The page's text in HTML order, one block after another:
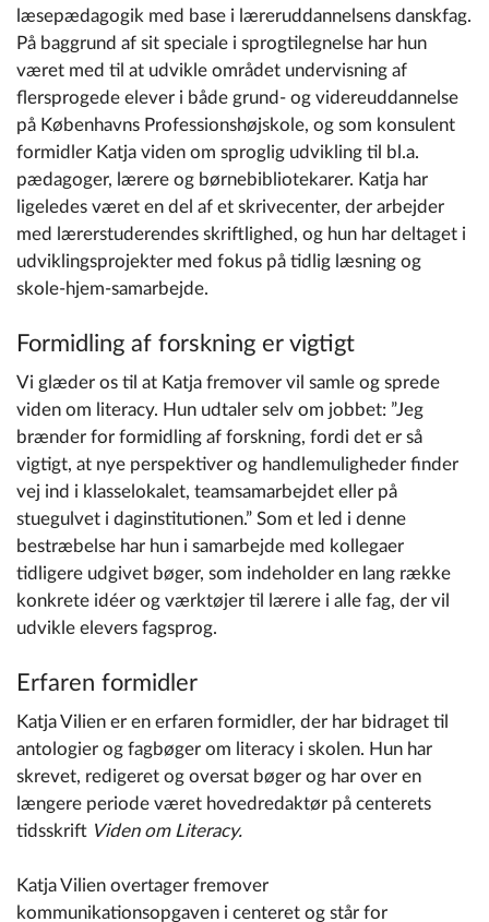
læsepædagogik med base i læreruddannelsens danskfag.
På baggrund af sit speciale i sprogtilegnelse har hun
været med til at udvikle området undervisning af
flersprogede elever i både grund- og videreuddannelse
på Københavns Professionshøjskole, og som konsulent
formidler Katja viden om sproglig udvikling til bl.a.
pædagoger, lærere og børnebibliotekarer. Katja har
ligeledes været en del af et skrivecenter, der arbejder
med lærerstuderendes skriftlighed, og hun har deltaget i
udviklingsprojekter med fokus på tidlig læsning og
skole-hjem-samarbejde.
Formidling af forskning er vigtigt
Vi glæder os til at Katja fremover vil samle og sprede
viden om literacy. Hun udtaler selv om jobbet: ”Jeg
brænder for formidling af forskning, fordi det er så
vigtigt, at nye perspektiver og handlemuligheder finder
vej ind i klasselokalet, teamsamarbejdet eller på
stuegulvet i daginstitutionen.” Som et led i denne
bestræbelse har hun i samarbejde med kollegaer
tidligere udgivet bøger, som indeholder en lang række
konkrete idéer og værktøjer til lærere i alle fag, der vil
udvikle elevers fagsprog.
Erfaren formidler
Katja Vilien er en erfaren formidler, der har bidraget til
antologier og fagbøger om literacy i skolen. Hun har
skrevet, redigeret og oversat bøger og har over en
længere periode været hovedredaktør på centerets
tidsskrift Viden om Literacy.
Katja Vilien overtager fremover
kommunikationsopgaven i centeret og står for